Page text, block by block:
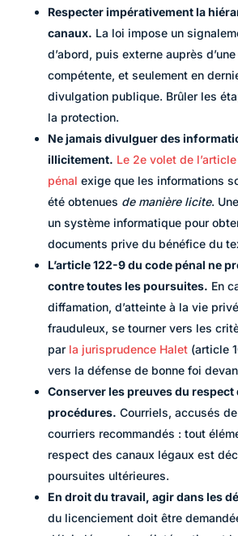
Respecter impérativement la
canaux. La loi impose un
d’abord, puis externe auprès
compétente, et seulement en
divulgation publique. Brûler les
la protection.
Ne jamais divulguer des
illicitement. Le 2e volet de
pénal exige que les informations
été obtenues de manière licite.
un système informatique pour
documents prive du bénéfice du
L’article 122-9 du code pénal ne
contre toutes les poursuites. En
diffamation, d’atteinte à la vie
frauduleux, se tourner vers les
par la jurisprudence Halet(article
vers la défense de bonne foi
Conserver les preuves du respect
procédures. Courriels, accusés
courriers recommandés : tout
respect des canaux légaux est
poursuites ultérieures.
En droit du travail, agir dans les
du licenciement doit être